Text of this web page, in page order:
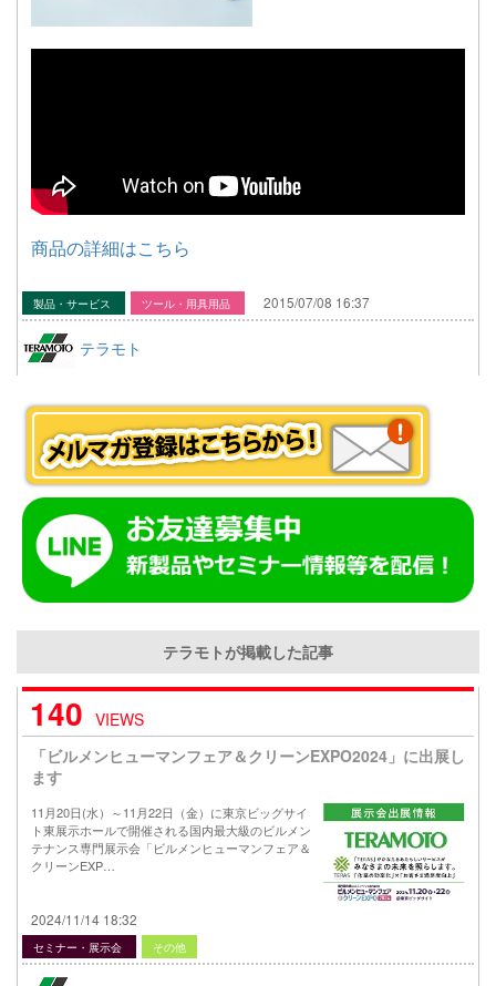
商品の詳細はこちら
製品・サービス ツール・用具用品 2015/07/08 16:37
テラモト
テラモトが掲載した記事
140 VIEWS
「ビルメンヒューマンフェア＆クリーンEXPO2024」に出展し
ます
11月20日(水）～11月22日（金）に東京ビッグサイ
ト東展示ホールで開催される国内最大級のビルメン
テナンス専門展示会「ビルメンヒューマンフェア＆
クリーンEXP…
2024/11/14 18:32
セミナー・展示会 その他